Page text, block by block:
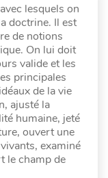
lesquels on
doctrine. Il est
de notions
On lui doit
valide et les
principales
de la vie
ajusté la
humaine, jeté
ouvert une
examiné
le champ de